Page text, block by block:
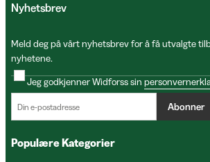
Nyhetsbrev
Meld deg på vårt nyhetsbrev for å få utvalgte
nyhetene.
Jeg godkjenner Widforss sin
Abonner
Populære Kategorier